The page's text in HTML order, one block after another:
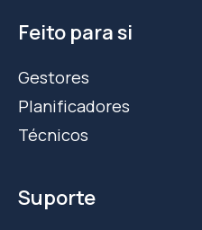
Feito para si
Gestores
Planificadores
Técnicos
Suporte